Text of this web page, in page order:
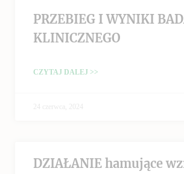
PRZEBIEG I WYNIKI
KLINICZNEGO
CZYTAJ DALEJ >>
24 czerwca, 2024
DZIAŁANIE hamujące